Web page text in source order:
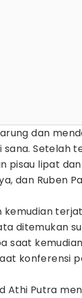
dan
sana. Setelah
pisau lipat
dan Ruben
kemudian
ditemukan
saat
konferensi
Athi Putra